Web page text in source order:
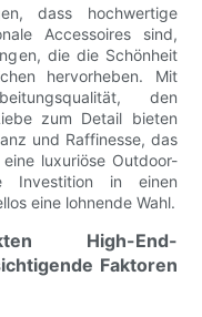
dass hochwertige
Accessoires sind,
die die Schönheit
hervorheben. Mit
den
zum Detail bieten
und Raffinesse, das
luxuriöse Outdoor-
Investition in einen
eine lohnende Wahl.
High-End-
Faktoren